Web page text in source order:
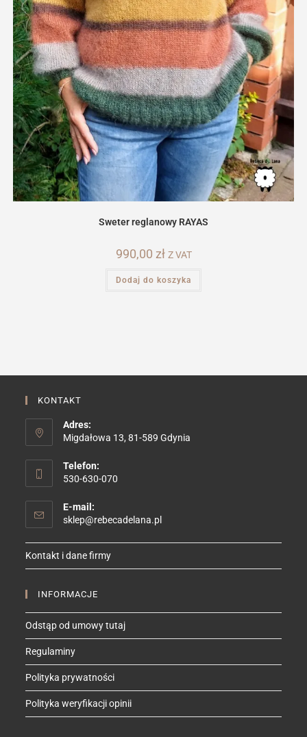
Sweter reglanowy RAYAS
990,00 zł Z VAT
Dodaj do koszyka
KONTAKT
Adres:
Migdałowa 13, 81-589 Gdynia
Telefon:
530-630-070
E-mail:
sklep@rebecadelana.plOpens
your
Kontakt i dane firmy
INFORMACJE
Odstąp od umowy tutaj
Regulaminy
Polityka prywatności
Polityka weryfikacji opinii